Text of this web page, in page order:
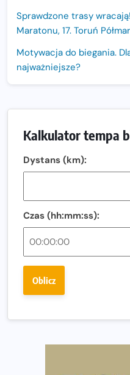
Sprawdzone trasy
Maratonu, 17. Toruń
Motywacja do biegania.
najważniejsze?
Sprawdzony przebieg i
biegania
Amazfit Balance 3:
i zawodnika Hyrox?
Regeneracja w bieganiu.
Ostatnie wolne miejsca
dniu.
wybiera wyzwanie trzech
Praska 5k Run
Kalkulator tempa
Dystans (km):
Czas (hh:mm:ss):
Oblicz